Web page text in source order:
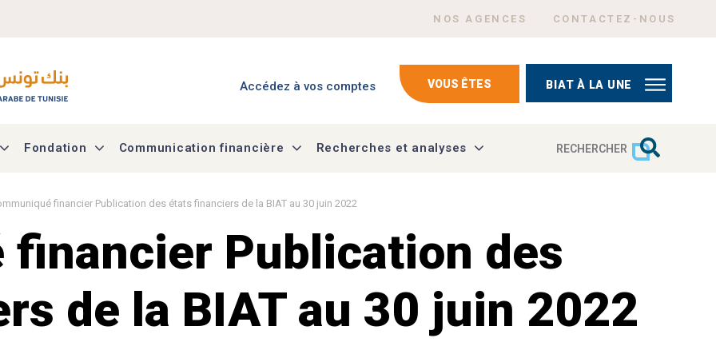
NOS AGENCES CONTACTEZ-NOUS
Accédez à vos comptes VOUS ÊTES BIAT À LA UNE
Fondation Communication financière Recherches et analyses RECHERCHER
financier Publication des états financiers de la BIAT au 30 juin 2022
financier Publication des
de la BIAT au 30 juin 2022